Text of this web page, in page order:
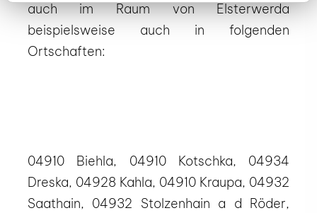
auch im Raum von Elsterwerda
beispielsweise auch in folgenden
Ortschaften:
04910 Biehla, 04910 Kotschka, 04934
Dreska, 04928 Kahla, 04910 Kraupa, 04932
Saathain, 04932 Stolzenhain a d Röder,